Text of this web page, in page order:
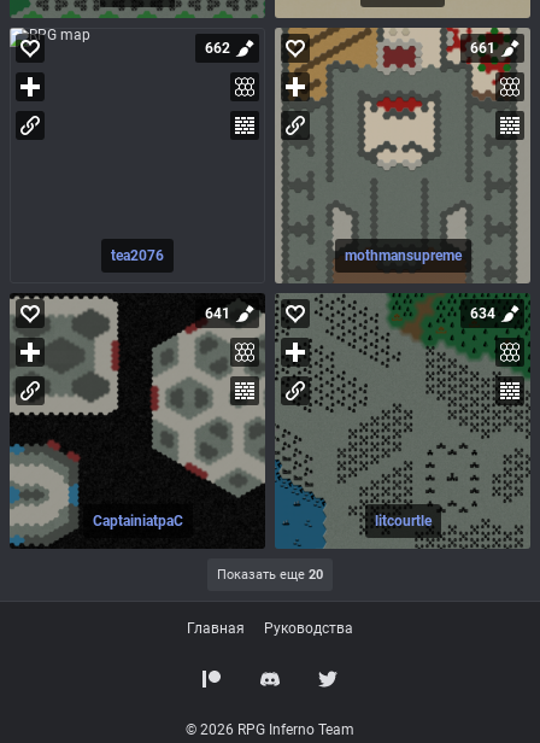
tea2076
662
mothmansupreme
661
CaptainiatpaC
641
litcourtle
634
Показать еще 20
Главная Руководства
© 2026 RPG Inferno Team